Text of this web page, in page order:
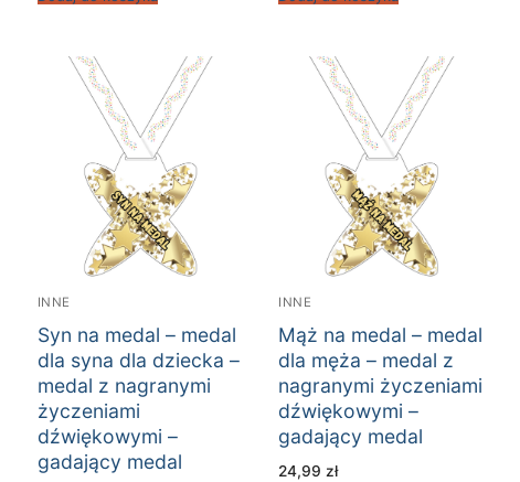
INNE
Syn na medal – medal
dla syna dla dziecka –
medal z nagranymi
życzeniami
dźwiękowymi –
gadający medal
INNE
Mąż na medal – medal
dla męża – medal z
nagranymi życzeniami
dźwiękowymi –
gadający medal
24,99zł